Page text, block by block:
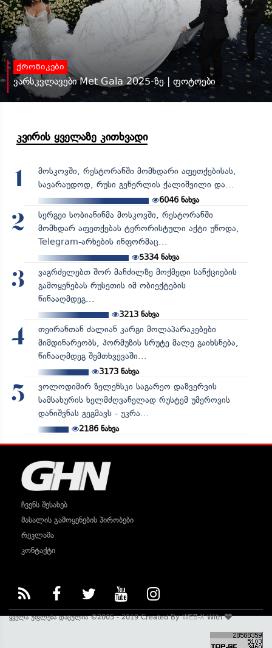
ქრონიკები
ვარსკვლავები Met Gala 2025-ზე | ფოტოები
კვირის ყველაზე კითხვადი
1
მოსკოვში, რესტორანში მომხდარი აფეთქებისას,
სავარაუდოდ, რუსი გენერლის ქალიშვილი და...
6046ნახვა
2
სერგეი სობიანინმა მოსკოვში, რესტორანში
მომხდარ აფეთქებას ტერორისტული აქტი უწოდა,
Telegram-არხების ინფორმაც...
5334ნახვა
3
ვაგრძელებთ შორ მანძილზე მოქმედი სანქციების
გამოყენებას რუსეთის იმ ობიექტების
წინააღმდეგ...
3213ნახვა
4
თეირანთან ძალიან კარგი მოლაპარაკებები
მიმდინარეობს, ჰორმუზის სრუტე მალე გაიხსნება,
წინააღმდეგ შემთხვევაში...
3173ნახვა
5
ვოლოდიმირ ზელენსკი საგარეო დაზვერვის
სამსახურის ხელმძღვანელად რუსტემ უმეროვის
დანიშვნას გეგმავს - უკრა...
2186ნახვა
ჩვენს შესახებ
მასალის გამოყენების პირობები
რეკლამა
კონტაქტი
ყველა უფლება დაცულია ©2005 - 2019 Created ByWEB-XWith